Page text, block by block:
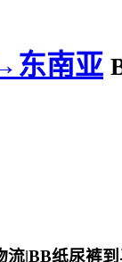
东南亚
流|BB纸尿裤